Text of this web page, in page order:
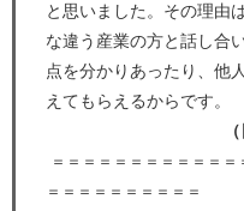
と思いました。その理由
な違う産業の方と話し合
点を分かりあったり、他
えてもらえるからです。
＝＝＝＝＝＝＝＝＝＝＝
＝＝＝＝＝＝＝＝＝＝